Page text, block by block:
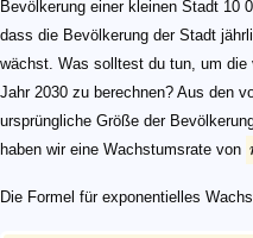
Bevölkerung einer kleinen Stadt 10
dass die Bevölkerung der Stadt
wächst. Was solltest du tun, um die
Jahr 2030 zu berechnen? Aus den
ursprüngliche Größe der
haben wir eine Wachstumsrate von
Die Formel für exponentielles